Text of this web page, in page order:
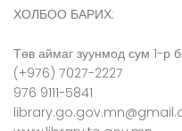
ХОЛБОО БАРИХ:
Төв аймаг зуунмод сум 1-р
(+976) 7027-2227
976 9111-5841